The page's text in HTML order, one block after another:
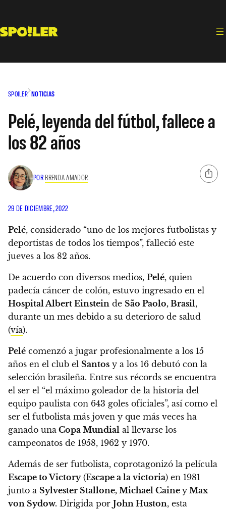
contenido
SPOILER NOTICIAS
Pelé, leyenda del fútbol, fallece a
los 82 años
POR BRENDA AMADOR
29 DE DICIEMBRE, 2022
Pelé, considerado “uno de los mejores futbolistas y
deportistas de todos los tiempos”, falleció este
jueves a los 82 años.
De acuerdo con diversos medios, Pelé, quien
padecía cáncer de colón, estuvo ingresado en el
Hospital Albert Einstein de São Paolo, Brasil,
durante un mes debido a su deterioro de salud
(vía).
Pelé comenzó a jugar profesionalmente a los 15
años en el club el Santos y a los 16 debutó con la
selección brasileña. Entre sus récords se encuentra
el ser el “el máximo goleador de la historia del
equipo paulista con 643 goles oficiales”, así como el
ser el futbolista más joven y que más veces ha
ganado una Copa Mundial al llevarse los
campeonatos de 1958, 1962 y 1970.
Además de ser futbolista, coprotagonizó la película
Escape to Victory(Escape a la victoria) en 1981
junto a Sylvester Stallone, Michael Caine y Max
von Sydow. Dirigida por John Huston, esta